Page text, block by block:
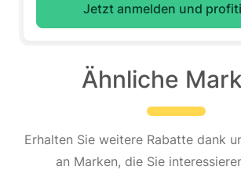
Jetzt anmelden und
Ähnliche
Erhalten Sie weitere Rabatte dank
an Marken, die Sie